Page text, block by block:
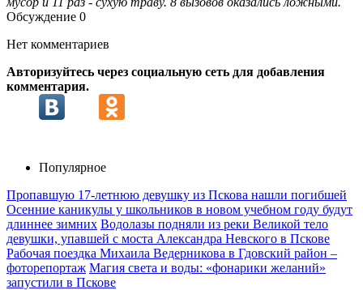
Обсуждение 0
Нет комментариев
Авторизуйтесь через социальную сеть для добавления
комментария.
Популярное
Пропавшую 17-летнюю девушку из Пскова нашли погибшей
Осенние каникулы у школьников в новом учебном году будут
длиннее зимних Водолазы подняли из реки Великой тело
девушки, упавшей с моста Александра Невского в Пскове
Рабочая поездка Михаила Ведерникова в Гдовский район –
фоторепортаж Магия света и воды: «фонарики желаний»
запустили в Пскове